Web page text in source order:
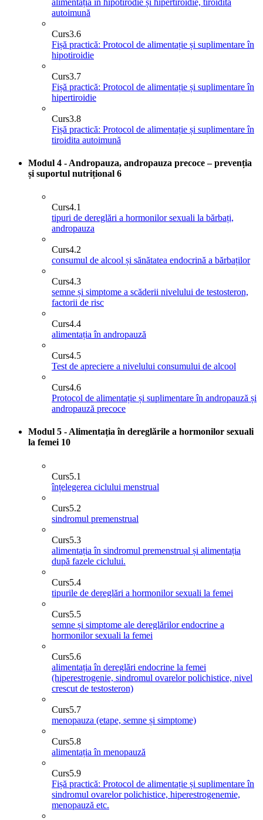
autoimună
Curs3.6
Fișă practică: Protocol de alimentație și suplimentare în
hipotiroidie
Curs3.7
Fișă practică: Protocol de alimentație și suplimentare în
hipertiroidie
Curs3.8
Fișă practică: Protocol de alimentație și suplimentare în
tiroidita autoimună
Modul 4 - Andropauza, andropauza precoce – prevenția
și suportul nutrițional 6
Curs4.1
tipuri de dereglări a hormonilor sexuali la bărbați,
andropauza
Curs4.2
consumul de alcool și sănătatea endocrină a bărbaților
Curs4.3
semne și simptome a scăderii nivelului de testosteron,
factorii de risc
Curs4.4
alimentația în andropauză
Curs4.5
Test de apreciere a nivelului consumului de alcool
Curs4.6
Protocol de alimentație și suplimentare în andropauză și
andropauză precoce
Modul 5 - Alimentația în dereglările a hormonilor sexuali
la femei 10
Curs5.1
înțelegerea ciclului menstrual
Curs5.2
sindromul premenstrual
Curs5.3
alimentația în sindromul premenstrual și alimentația
după fazele ciclului.
Curs5.4
tipurile de dereglări a hormonilor sexuali la femei
Curs5.5
semne și simptome ale dereglărilor endocrine a
hormonilor sexuali la femei
Curs5.6
alimentația în dereglări endocrine la femei
(hiperestrogenie, sindromul ovarelor polichistice, nivel
crescut de testosteron)
Curs5.7
menopauza (etape, semne și simptome)
Curs5.8
alimentația în menopauză
Curs5.9
Fișă practică: Protocol de alimentație și suplimentare în
sindromul ovarelor polichistice, hiperestrogenemie,
menopauză etc.